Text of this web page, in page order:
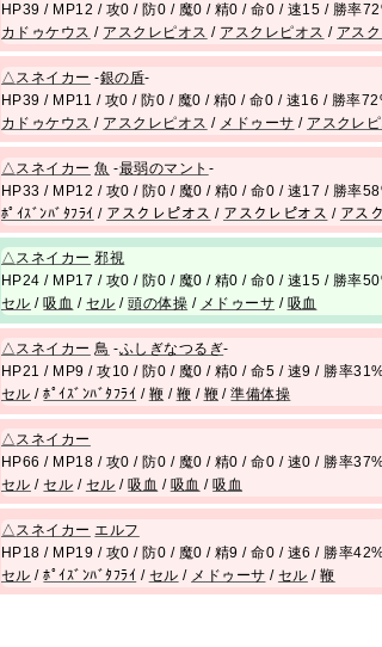
HP39 / MP12 / 攻0 / 防0 / 魔0 / 精0 / 命0 / 速15 / 勝率
カドゥケウス / アスクレピオス / アスクレピオス / アス
△スネイカー -銀の盾-
HP39 / MP11 / 攻0 / 防0 / 魔0 / 精0 / 命0 / 速16 / 勝率
カドゥケウス / アスクレピオス / メドゥーサ / アスクレ
△ スネイカー 魚 -最弱のマント -
HP33 / MP12 / 攻0 / 防0 / 魔0 / 精0 / 命0 / 速17 / 勝率
ﾎﾟｲｽﾞﾝﾊﾞﾀﾌﾗｲ / アスクレピオス / アスクレピオス / アス
△スネイカー 邪視
HP24 / MP17 / 攻0 / 防0 / 魔0 / 精0 / 命0 / 速15 / 勝率
セル /吸血 / セル /頭の体操 / メドゥーサ / 吸血
△スネイカー 鳥 -ふしぎなつるぎ-
HP21 / MP9 / 攻10 / 防0 / 魔0 / 精0 / 命5 / 速9 / 勝率
セル /ﾎﾟｲｽﾞﾝﾊﾞﾀﾌﾗｲ / 鞭 / 鞭 / 鞭 /準備体操
△スネイカー
HP66 / MP18 / 攻0 / 防0 / 魔0 / 精0 / 命0 / 速0 / 勝率
セル /セル / セル /吸血 / 吸血 /吸血
△ スネイカー エルフ
HP18 / MP19 / 攻0 / 防0 / 魔0 / 精9 / 命0 / 速6 / 勝率
セル /ﾎﾟｲｽﾞﾝﾊﾞﾀﾌﾗｲ / セル / メドゥーサ / セル /鞭